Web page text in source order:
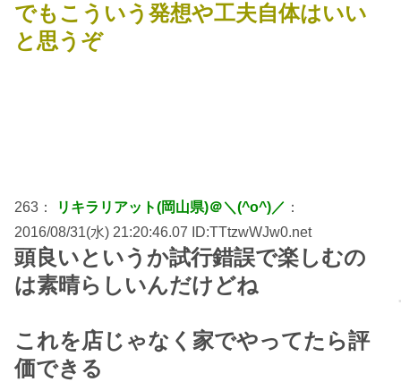
でもこういう発想や工夫自体はいい
と思うぞ
263： リキラリアット(岡山県)＠＼(^o^)／ ：
2016/08/31(水) 21:20:46.07 ID:TTtzwWJw0.net
頭良いというか試行錯誤で楽しむの
は素晴らしいんだけどね
これを店じゃなく家でやってたら評
価できる